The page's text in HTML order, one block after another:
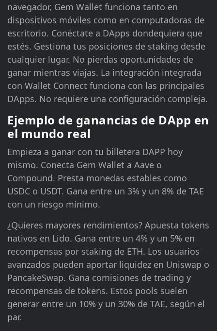
navegador, Gem Wallet funciona tanto en
dispositivos móviles como en computadoras de
escritorio. Conéctate a DApps dondequiera que
estés. Gestiona tus posiciones de staking desde
cualquier lugar. No pierdas oportunidades de
ganar mientras viajas. La integración integrada
con Wallet Connect funciona con las principales
DApps. No requiere una configuración compleja.
Ejemplo de ganancias de DApp en
el mundo real
Empieza a ganar con tu billetera DAPP hoy
mismo. Conecta Gem Wallet a Aave o
Compound. Presta monedas estables como
USDC o USDT. Gana entre un 3% y un 8% de TAE
con un riesgo mínimo.
¿Quieres mayores rendimientos? Apuesta tokens
nativos en Lido. Gana entre un 4% y un 5% en
recompensas por staking de ETH. Los usuarios
avanzados pueden aportar liquidez en Uniswap o
PancakeSwap. Gana comisiones de trading y
recompensas de tokens. Estos pools suelen
generar entre un 10% y un 30% de TAE, según el
par.